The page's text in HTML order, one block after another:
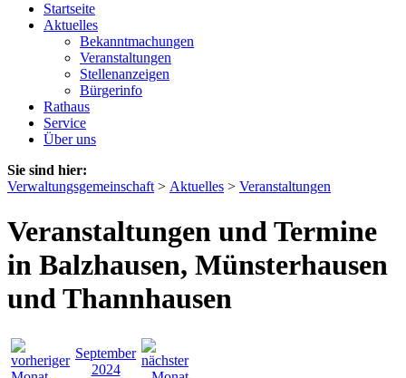
Startseite
Aktuelles
Bekanntmachungen
Veranstaltungen
Stellenanzeigen
Bürgerinfo
Rathaus
Service
Über uns
Sie sind hier:
Verwaltungsgemeinschaft > Aktuelles > Veranstaltungen
Veranstaltungen und Termine
in Balzhausen, Münsterhausen
und Thannhausen
September
2024